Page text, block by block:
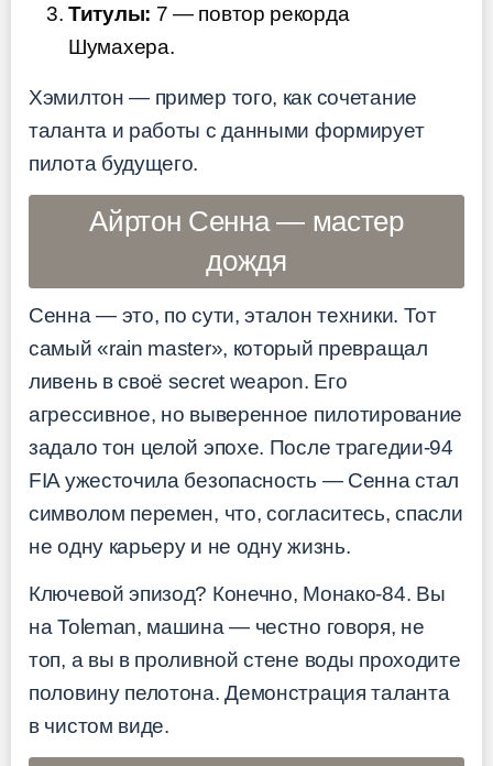
Титулы: 7 — повтор рекорда
Шумахера.
Хэмилтон — пример того, как сочетание
таланта и работы с данными формирует
пилота будущего.
Айртон Сенна — мастер
дождя
Сенна — это, по сути, эталон техники. Тот
самый «rain master», который превращал
ливень в своё secret weapon. Его
агрессивное, но выверенное пилотирование
задало тон целой эпохе. После трагедии-94
FIA ужесточила безопасность — Сенна стал
символом перемен, что, согласитесь, спасли
не одну карьеру и не одну жизнь.
Ключевой эпизод? Конечно, Монако-84. Вы
на Toleman, машина — честно говоря, не
топ, а вы в проливной стене воды проходите
половину пелотона. Демонстрация таланта
в чистом виде.